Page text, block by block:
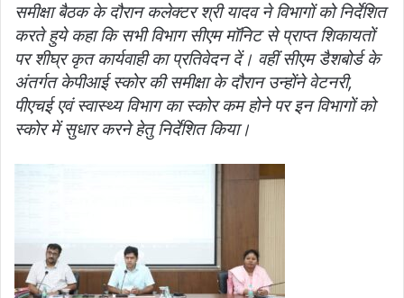
समीक्षा बैठक के दौरान कलेक्‍टर श्री यादव ने विभागों को निर्देशित
करते हुये कहा कि सभी विभाग सीएम मॉनिट से प्राप्‍त शिकायतों
पर शीघ्र कृत कार्यवाही का प्रतिवेदन दें। वहीं सीएम डैशबोर्ड के
अंतर्गत केपीआई स्‍कोर की समीक्षा के दौरान उन्‍होंने वेटनरी,
पीएचई एवं स्‍वास्‍थ्‍य विभाग का स्‍कोर कम होने पर इन विभागों को
स्‍कोर में सुधार करने हेतु निर्देशित किया।